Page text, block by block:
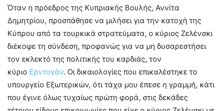
Όταν η πρόεδρος της Κυπριακής Βουλής, Αννίτα
Δημητρίου, προσπάθησε να μιλήσει για την κατοχή της
Κύπρου από τα τουρκικά στρατεύματα, ο κύριος Ζελένσκι
διέκοψε τη σύνδεση, προφανώς για να μη δυσαρεστήσει
τον εκλεκτό της πολιτικής του καρδιάς, τον
κύριο Ερντογάν. Οι δικαιολογίες που επικαλέστηκε το
υπουργείο Εξωτερικών, ότι τάχα μου έπεσε η γραμμή, κάτι
που έγινε όλως τυχαίως πρώτη φορά, στις δεκάδες